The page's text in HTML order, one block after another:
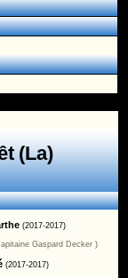
(La)
(2017-2017)
Gaspard Decker )
(2017-2017)